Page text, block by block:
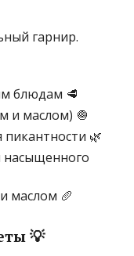
гарнир.
блюдам 🥩
и маслом) 🧅
🌿
насыщенного
маслом 🥖
💡